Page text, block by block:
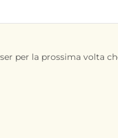
per la prossima volta